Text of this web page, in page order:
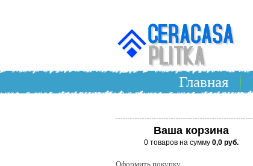
Главная
Ваша корзина
0 товаров на сумму 0,0 руб.
Оформить покупку